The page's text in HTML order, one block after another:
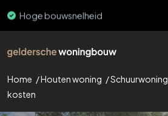
PEFC & FSC
Home /Houten woning /Schuurwoning
kosten